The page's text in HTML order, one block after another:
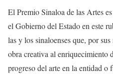
El Premio Sinaloa de las Artes
el Gobierno del Estado en este
las y los sinaloenses que, por
obra creativa al enriquecimiento
progreso del arte en la entidad o